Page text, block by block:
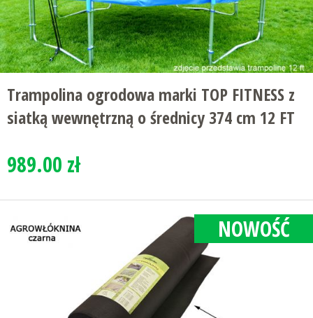
Trampolina ogrodowa marki TOP FITNESS z
siatką wewnętrzną o średnicy 374 cm 12 FT
989.00 zł
NOWOŚĆ